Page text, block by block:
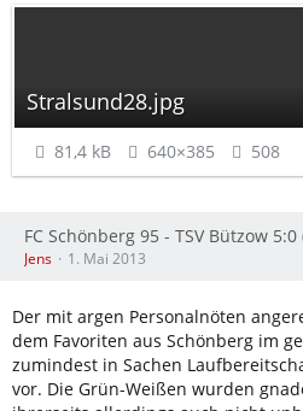
Stralsund28.jpg
81,4 kB 640×385 508
FC Schönberg 95 - TSV Bützow 5:0
Jens 1. Mai 2013
Der mit argen Personalnöten
dem Favoriten aus Schönberg im
zumindest in Sachen
vor. Die Grün-Weißen wurden